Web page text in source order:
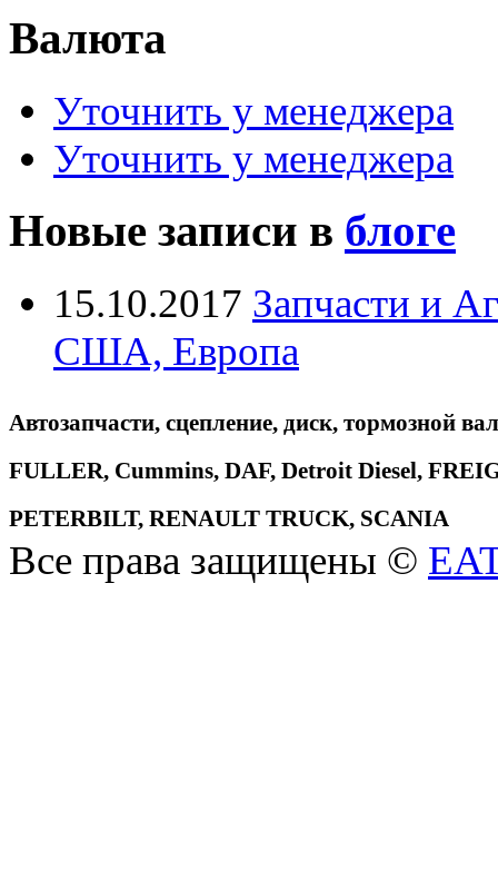
Валюта
Уточнить у менеджера
Уточнить у менеджера
Новые записи в блоге
15.10.2017 Запчасти и
США, Европа
Автозапчасти, сцепление, диск, тормозной
FULLER, Cummins, DAF, Detroit Diesel,
PETERBILT, RENAULT TRUCK, SCANIA
Все права защищены ©